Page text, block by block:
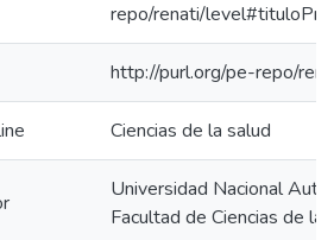
repo/renati/
http://purl.org/pe-repo/
Ciencias de la salud
Universidad Nacional
Facultad de Ciencias de la